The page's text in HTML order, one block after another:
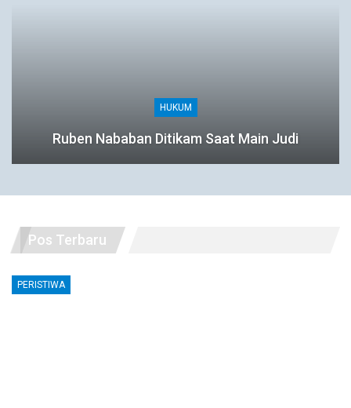
HUKUM
Ruben Nababan Ditikam Saat Main Judi
Pos Terbaru
PERISTIWA